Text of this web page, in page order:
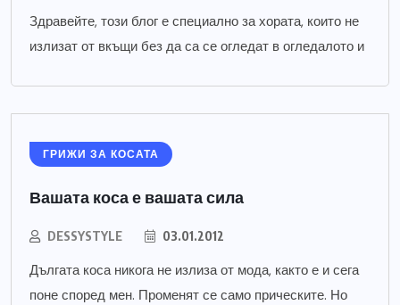
Здравейте, този блог е специално за хората, които не
излизат от вкъщи без да са се огледат в огледалото и
ГРИЖИ ЗА КОСАТА
Вашата коса е вашата сила
DESSYSTYLE 03.01.2012
Дългата коса никога не излиза от мода, както е и сега
поне според мен. Променят се само прическите. Но